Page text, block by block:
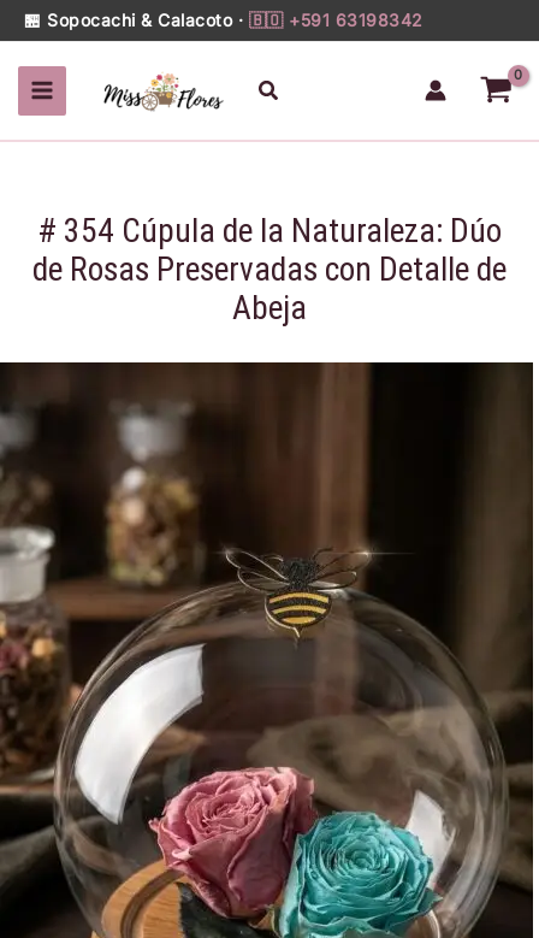
al
contenido
🏪 Sopocachi & Calacoto · 🇧🇴 +591 63198342
Buscar
# 354 Cúpula de la Naturaleza: Dúo
de Rosas Preservadas con Detalle de
Abeja
Cúpula
la
Naturaleza:
Dúo
Preservadas
con
Detalle
cantidad